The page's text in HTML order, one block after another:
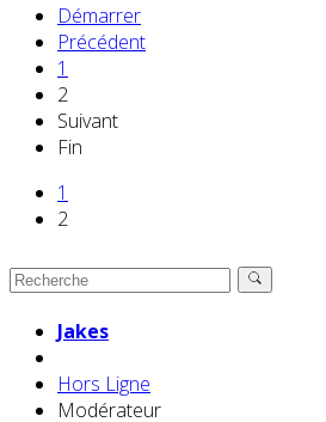
Démarrer
Précédent
1
2
Suivant
Fin
1
2
Jakes
Hors Ligne
Modérateur